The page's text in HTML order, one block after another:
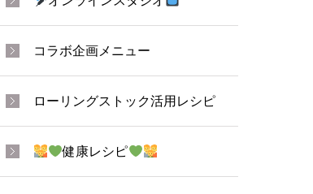
コラボ企画メニュー
ローリングストック活用レシピ
健康レシピ